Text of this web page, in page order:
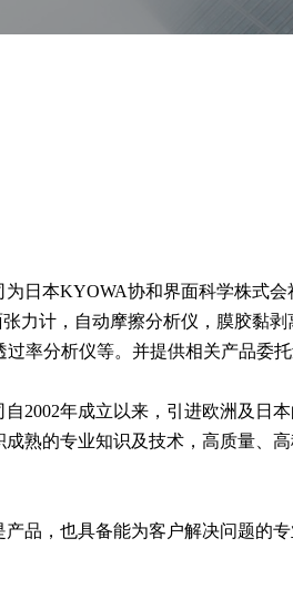
为日本KYOWA协和界面科学株式
力计，自动摩擦分析仪，膜胶黏剥
率分析仪等。并提供相关产品委托
自2002年成立以来，引进欧洲及日
熟的专业知识及技术，高质量、
品，也具备能为客户解决问题的